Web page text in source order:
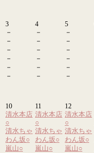
3
－
－
－
－
－
－
4
－
－
－
－
－
－
5
－
－
－
－
－
－
10
清水本店
○
清水ちゃ
わん坂○
嵐山○
11
清水本店
○
清水ちゃ
わん坂○
嵐山○
12
清水本店
○
清水ちゃ
わん坂○
嵐山○